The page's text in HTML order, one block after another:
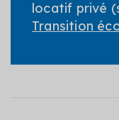
locatif privé
Transition